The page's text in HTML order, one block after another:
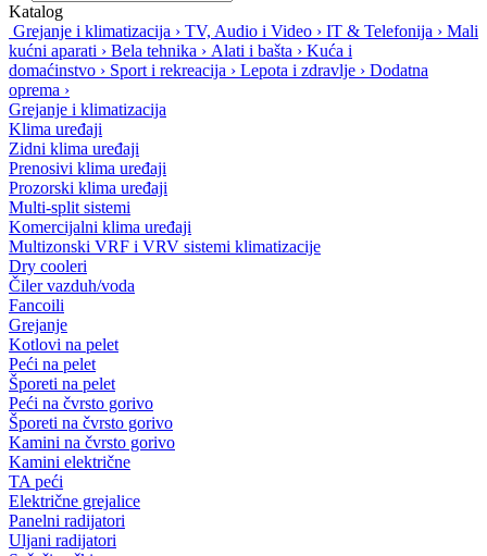
Katalog
Grejanje i klimatizacija › TV, Audio i Video › IT & Telefonija › Mali
kućni aparati › Bela tehnika › Alati i bašta › Kuća i
domaćinstvo › Sport i rekreacija › Lepota i zdravlje › Dodatna
oprema ›
Grejanje i klimatizacija
Klima uređaji
Zidni klima uređaji
Prenosivi klima uređaji
Prozorski klima uređaji
Multi-split sistemi
Komercijalni klima uređaji
Multizonski VRF i VRV sistemi klimatizacije
Dry cooleri
Čiler vazduh/voda
Fancoili
Grejanje
Kotlovi na pelet
Peći na pelet
Šporeti na pelet
Peći na čvrsto gorivo
Šporeti na čvrsto gorivo
Kamini na čvrsto gorivo
Kamini električne
TA peći
Električne grejalice
Panelni radijatori
Uljani radijatori